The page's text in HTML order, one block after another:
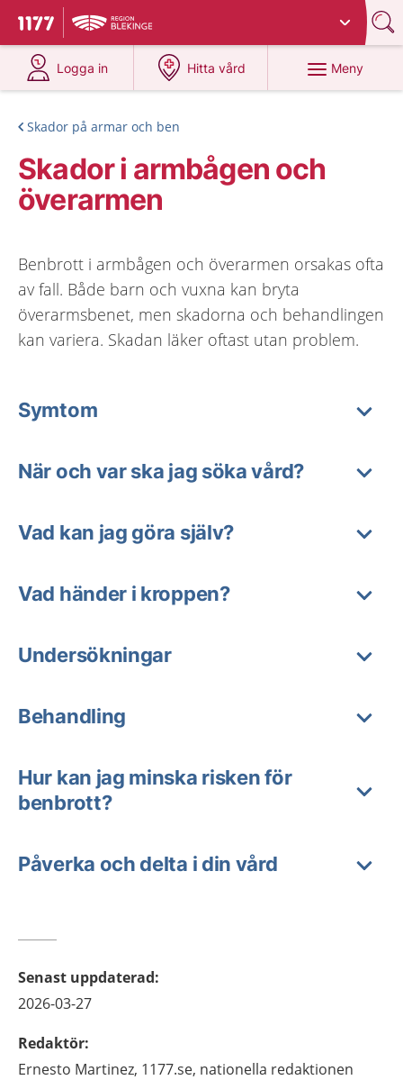
Till startsidan för 1177
Du har valt region
Logga in
på 1177.se
Hitta vård
på 1177.se
Meny
Skador på armar och ben
Skador i armbågen och
överarmen
Benbrott i armbågen och överarmen orsakas ofta
av fall. Både barn och vuxna kan bryta
överarmsbenet, men skadorna och behandlingen
kan variera. Skadan läker oftast utan problem.
Symtom
När och var ska jag söka vård?
Vad kan jag göra själv?
Vad händer i kroppen?
Undersökningar
Behandling
Hur kan jag minska risken för
benbrott?
Påverka och delta i din vård
Senast uppdaterad:
2026-03-27
Redaktör:
Ernesto Martinez, 1177.se, nationella redaktionen